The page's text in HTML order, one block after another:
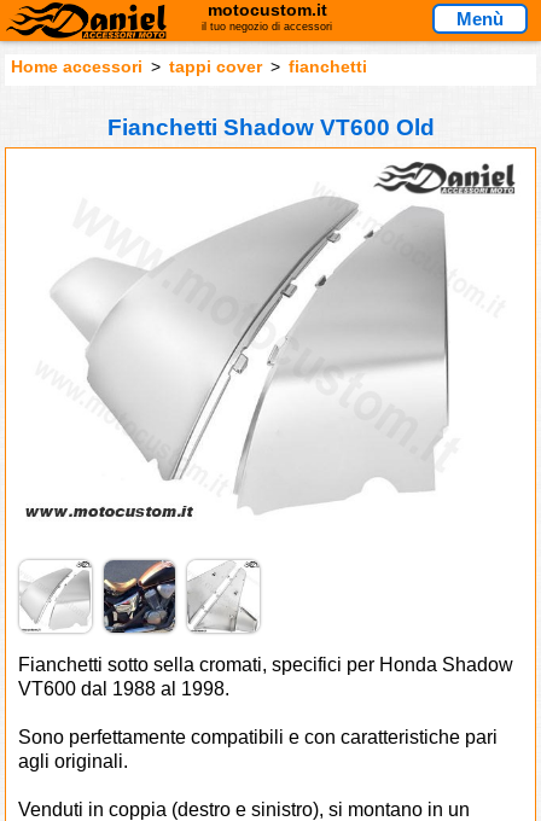
motocustom.it
il tuo negozio di accessori Menù
Home accessori > tappi cover > fianchetti
Fianchetti Shadow VT600 Old
Fianchetti sotto sella cromati, specifici per Honda Shadow
VT600 dal 1988 al 1998.
Sono perfettamente compatibili e con caratteristiche pari
agli originali.
Venduti in coppia (destro e sinistro), si montano in un